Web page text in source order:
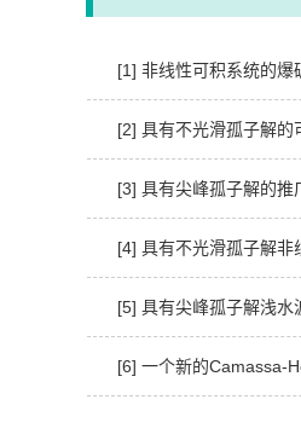
[1] 非线性可积系统的爆
[2] 具有不光滑孤子解
[3] 具有尖峰孤子解的
[4] 具有不光滑孤子解
[5] 具有尖峰孤子解浅
[6] 一个新的Camassa-